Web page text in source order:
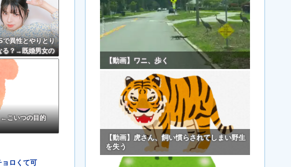
で異性とやりとり
る？→既婚男女の
の『こう』回答
w w w w w w w
こいつの目的
ョロくて可
【動画】ワニ、歩く
【動画】虎さん、飼い慣らされてしまい野生
を失う